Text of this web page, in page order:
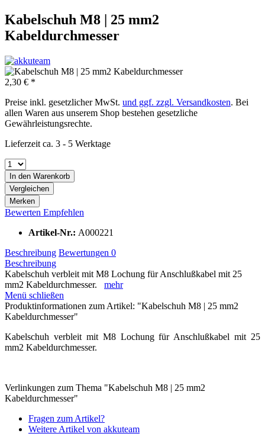
Kabelschuh M8 | 25 mm2
Kabeldurchmesser
2,30 € *
Preise inkl. gesetzlicher MwSt. und ggf. zzgl. Versandkosten. Bei
allen Waren aus unserem Shop bestehen gesetzliche
Gewährleistungsrechte.
Lieferzeit ca. 3 - 5 Werktage
In den Warenkorb
Vergleichen
Merken
Bewerten Empfehlen
Artikel-Nr.: A000221
Beschreibung Bewertungen 0
Beschreibung
Kabelschuh verbleit mit M8 Lochung für Anschlußkabel mit 25
mm2 Kabeldurchmesser. mehr
Menü schließen
Produktinformationen zum Artikel: "Kabelschuh M8 | 25 mm2
Kabeldurchmesser"
Kabelschuh verbleit mit M8 Lochung für Anschlußkabel mit 25
mm2 Kabeldurchmesser.
Verlinkungen zum Thema "Kabelschuh M8 | 25 mm2
Kabeldurchmesser"
Fragen zum Artikel?
Weitere Artikel von akkuteam